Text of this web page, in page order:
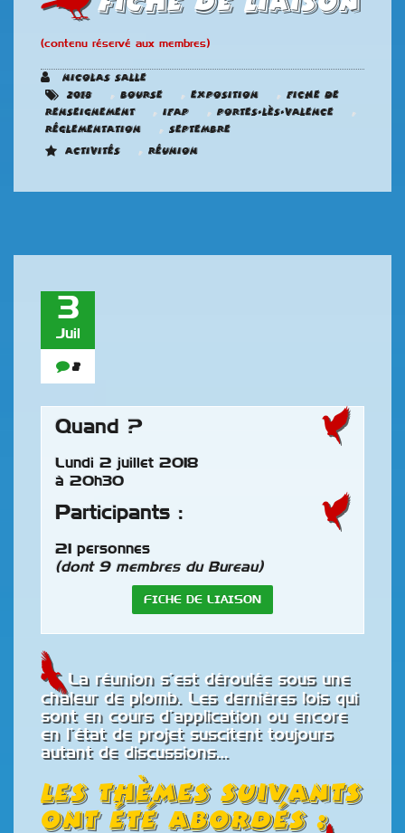
(contenu réservé aux membres)
Nicolas SALLE
2018
, Bourse , Exposition , Fiche de
renseignement
, IFAP , Portes-Lès-Valence ,
Réglementation , Septembre
Activités
, Réunion
3
Juil
2
Quand ?
Lundi 2 juillet 2018
à 20h30
Participants :
21 personnes
(dont 9 membres du Bureau)
FICHE DE LIAISON
La réunion s’est déroulée sous une
chaleur de plomb. Les dernières lois qui
sont en cours d’application ou encore
en l’état de projet suscitent toujours
autant de discussions…
Les thèmes suivants
ont été abordés :